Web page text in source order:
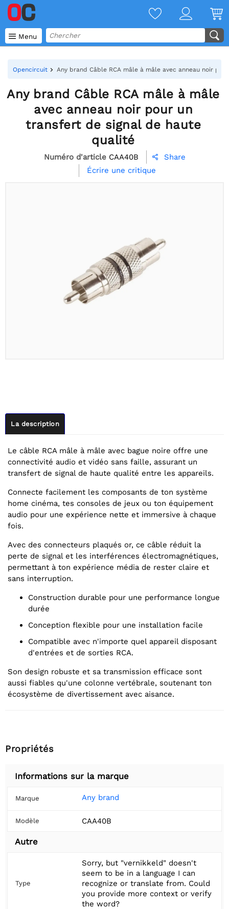
 Menu
Opencircuit Any brand Câble RCA mâle à mâle avec anneau noir
Any brand Câble RCA mâle à mâle
avec anneau noir pour un
transfert de signal de haute
qualité
Numéro d'article CAA40B 
Share
Écrire une critique
La description
Le câble RCA mâle à mâle avec bague noire offre une
connectivité audio et vidéo sans faille, assurant un
transfert de signal de haute qualité entre les appareils.
Connecte facilement les composants de ton système
home cinéma, tes consoles de jeux ou ton équipement
audio pour une expérience nette et immersive à chaque
fois.
Avec des connecteurs plaqués or, ce câble réduit la
perte de signal et les interférences électromagnétiques,
permettant à ton expérience média de rester claire et
sans interruption.
Construction durable pour une performance longue
durée
Conception flexible pour une installation facile
Compatible avec n'importe quel appareil disposant
d'entrées et de sorties RCA.
Son design robuste et sa transmission efficace sont
aussi fiables qu'une colonne vertébrale, soutenant ton
écosystème de divertissement avec aisance.
Propriétés
Informations sur la marque
Marque Any brand
Modèle CAA40B
Autre
Type
Sorry, but "vernikkeld" doesn't
seem to be in a language I can
recognize or translate from. Could
you provide more context or verify
the word?